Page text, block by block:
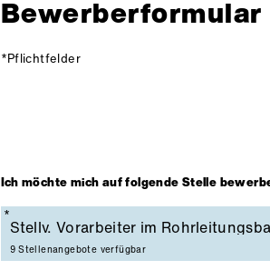
Bewerberformular
*Pflichtfelder
Ich möchte mich auf folgende Stelle
Pflichtfeld
9 Stellenangebote verfügbar